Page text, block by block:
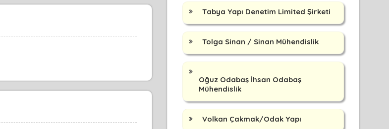
Tabya Yapı Denetim Limited Şirketi
Tolga Sinan / Sinan Mühendislik
Oğuz Odabaş İhsan Odabaş
Mühendislik
Volkan Çakmak/Odak Yapı